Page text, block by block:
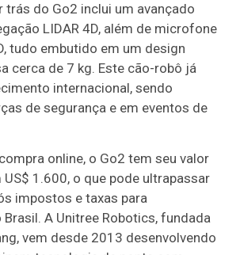
trás do Go2 inclui um avançado
LIDAR 4D, além de microfone
tudo embutido em um design
cerca de 7 kg. Este cão-robô já
internacional, sendo
de segurança e em eventos de
online, o Go2 tem seu valor
1.600, o que pode ultrapassar
impostos e taxas para
A Unitree Robotics, fundada
vem desde 2013 desenvolvendo